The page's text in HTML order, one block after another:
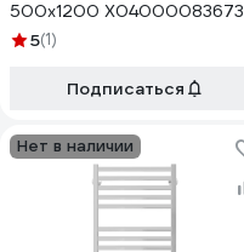
500x1200 X04000083673
00000073744
5(1)
Подписаться
Нет в наличии